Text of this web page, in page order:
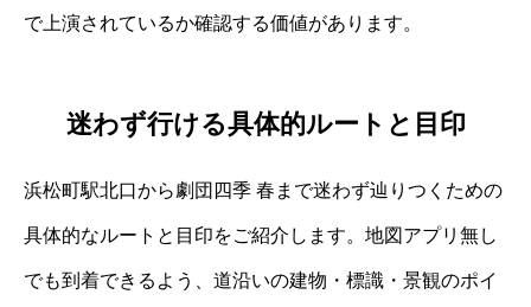
で上演されているか確認する価値があります。
迷わず行ける具体的ルートと目印
浜松町駅北口から劇団四季 春まで迷わず辿りつくための
具体的なルートと目印をご紹介します。地図アプリ無し
でも到着できるよう、道沿いの建物・標識・景観のポイ